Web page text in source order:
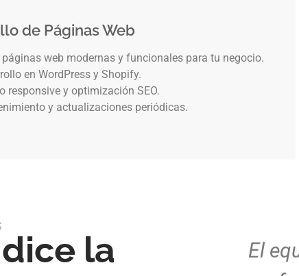
de Páginas Web
páginas web modernas y funcionales para tu negocio.
en WordPress y Shopify.
responsive y optimización SEO.
y actualizaciones periódicas.
la
página web clara y